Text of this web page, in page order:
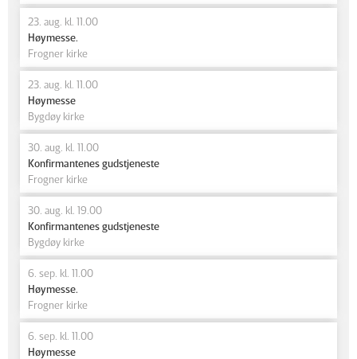
23. aug. kl. 11.00
Høymesse.
Frogner kirke
23. aug. kl. 11.00
Høymesse
Bygdøy kirke
30. aug. kl. 11.00
Konfirmantenes gudstjeneste
Frogner kirke
30. aug. kl. 19.00
Konfirmantenes gudstjeneste
Bygdøy kirke
6. sep. kl. 11.00
Høymesse.
Frogner kirke
6. sep. kl. 11.00
Høymesse